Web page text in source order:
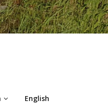
English